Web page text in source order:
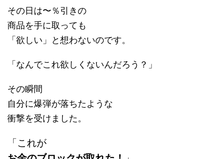
その日は〜％引きの
商品を手に取っても
「欲しい」と想わないのです。
「なんでこれ欲しくないんだろう？」
その瞬間
自分に爆弾が落ちたような
衝撃を受けました。
「これが